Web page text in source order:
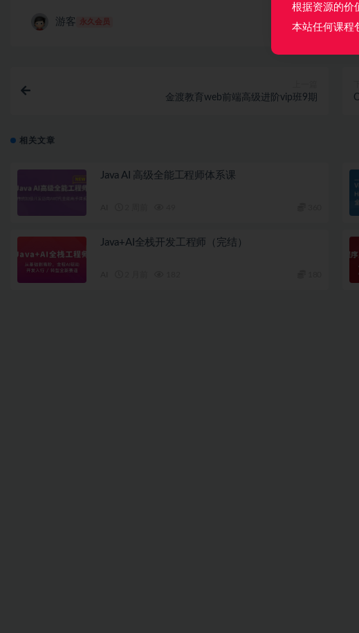
游客 永久会员
金渡教育web前端高级进阶vip班9期
相关文章
Java AI 高级全能工程师体系课
Java+AI全栈开发工程师（完结）
根据资源的价
本站任何课程